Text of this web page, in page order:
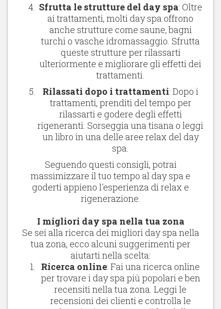
Sfrutta le strutture del day spa: Oltre
ai trattamenti, molti day spa offrono
anche strutture come saune, bagni
turchi o vasche idromassaggio. Sfrutta
queste strutture per rilassarti
ulteriormente e migliorare gli effetti dei
trattamenti.
Rilassati dopo i trattamenti: Dopo i
trattamenti, prenditi del tempo per
rilassarti e godere degli effetti
rigeneranti. Sorseggia una tisana o leggi
un libro in una delle aree relax del day
spa.
Seguendo questi consigli, potrai
massimizzare il tuo tempo al day spa e
goderti appieno l'esperienza di relax e
rigenerazione.
I migliori day spa nella tua zona
Se sei alla ricerca dei migliori day spa nella
tua zona, ecco alcuni suggerimenti per
aiutarti nella scelta:
Ricerca online: Fai una ricerca online
per trovare i day spa più popolari e ben
recensiti nella tua zona. Leggi le
recensioni dei clienti e controlla le